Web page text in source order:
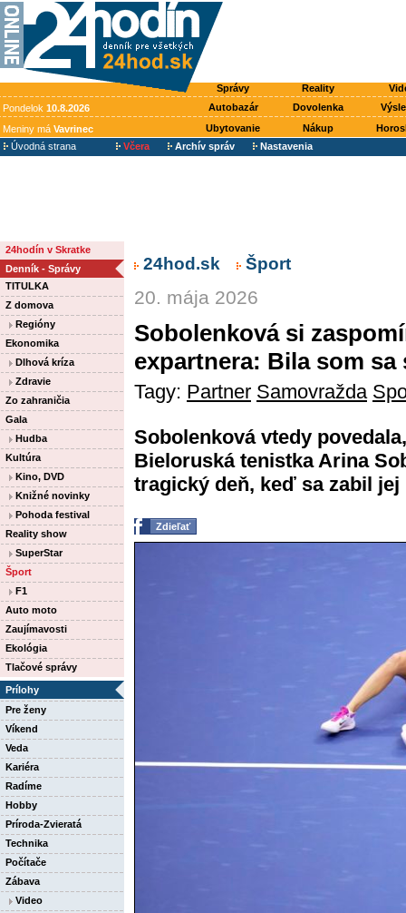
Správy Reality
Pondelok 10.8.2026 Autobazár Dovolenka
Meniny má Vavrinec Ubytovanie Nákup
Úvodná strana
Včera Archív správ Nastavenia
24hodín v Skratke
Denník - Správy
TITULKA
Z domova
Regióny
Ekonomika
Dlhová kríza
Zdravie
Zo zahraničia
Gala
Hudba
Kultúra
Kino, DVD
Knižné novinky
Pohoda festival
Reality show
SuperStar
Šport
F1
Auto moto
Zaujímavosti
Ekológia
Tlačové správy
Prílohy
Pre ženy
Víkend
Veda
Kariéra
Radíme
Hobby
Príroda-Zvieratá
Technika
Počítače
Zábava
Video
24hod.sk Šport
20. mája 2026
Sobolenková si
expartnera: Bila som sa
Tagy: Partner Samovražda
Sobolenková vtedy
Bieloruská tenistka Arina
tragický deň, keď sa zabil
Zdieľať